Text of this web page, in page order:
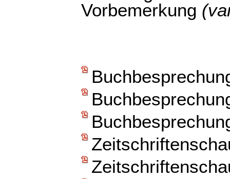
Vorbemerkung